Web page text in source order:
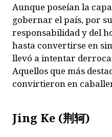
Aunque poseían la
gobernar el país, por
responsabilidad y del
hasta convertirse en
llevó a intentar
Aquellos que más
convirtieron en
Jing Ke (荆轲)